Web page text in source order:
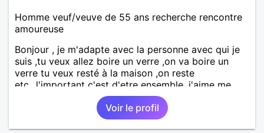
Homme veuf/veuve de 55 ans recherche rencontre
amoureuse
Bonjour , je m'adapte avec la personne avec qui je
suis ,tu veux allez boire un verre ,on va boire un
verre tu veux resté à la maison ,on reste
etc...l'important c'est d'etre ensemble .j'aime me
balader , faire du sport , regarder des film , aller au
théatre etc et j'aime par dessus tous rire
Voir le profil